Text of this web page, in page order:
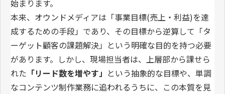
始まります。
本来、オウンドメディアは「事業目標(売上・利益)を達
成するための手段」であり、その目標から逆算して「タ
ーゲット顧客の課題解決」という明確な目的を持つ必要
があります。しかし、現場担当者は、上層部から課せら
れた 「リード数を増やす」 という抽象的な目標や、単調
なコンテンツ制作業務に追われるうちに、この本質を見